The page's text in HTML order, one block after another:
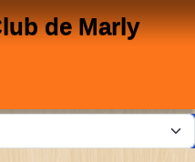
de Marly